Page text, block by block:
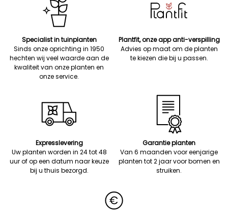
Specialist in tuinplanten
Sinds onze oprichting in 1950
hechten wij veel waarde aan de
kwaliteit van onze planten en
onze service.
Plantfit, onze app anti-verspilling
Advies op maat om de planten
te kiezen die bij u passen.
Expresslevering
Uw planten worden in 24 tot 48
uur of op een datum naar keuze
bij u thuis bezorgd.
Garantie planten
Van 6 maanden voor eenjarige
planten tot 2 jaar voor bomen en
struiken.